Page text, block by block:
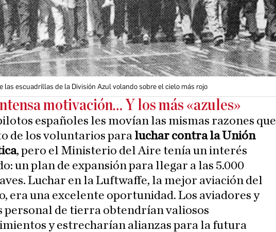
las escuadrillas de la División Azul volando sobre el cielo más rojo
motivación… Y los más «azules»
españoles les movían las mismas razones que
de los voluntarios para luchar contra la Unión
, pero el Ministerio del Aire tenía un interés
un plan de expansión para llegar a las 5.000
Luchar en la Luftwaffe, la mejor aviación del
era una excelente oportunidad. Los aviadores y
personal de tierra obtendrían valiosos
y estrecharían alianzas para la futura